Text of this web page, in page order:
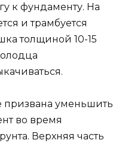
к фундаменту. На
и трамбуется
толщиной 10-15
призвана уменьшить
во время
Верхняя часть